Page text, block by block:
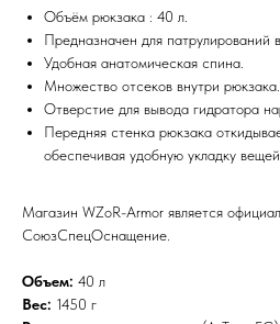
Объём рюкзака : 40 л.
Предназначен для патрулирований
Удобная анатомическая спина.
Множество отсеков внутри рюкзака.
Отверстие для вывода гидратора
Передняя стенка рюкзака
обеспечивая удобную укладку вещей
Магазин WZoR-Armor является
СоюзСпецОснащение.
Объем: 40 л
Вес: 1450 г